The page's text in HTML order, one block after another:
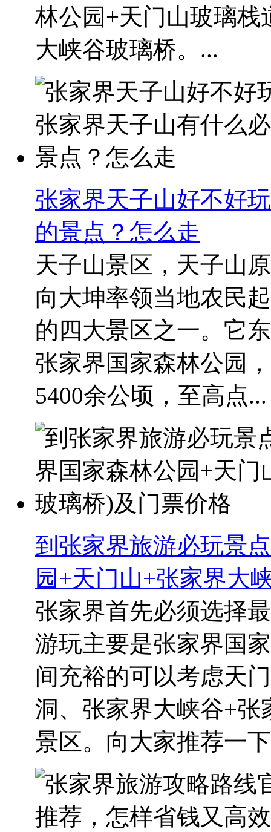
林公园+天门山玻璃栈
大峡谷玻璃桥。...
张家界天子山好不好
的景点？怎么走
天子山景区，天子山
向大坤率领当地农民
的四大景区之一。它
张家界国家森林公园
5400余公顷，至高点...
到张家界旅游必玩景
园+天门山+张家界大
张家界首先必须选择
游玩主要是张家界国
间充裕的可以考虑天
洞、张家界大峡谷+
景区。向大家推荐一